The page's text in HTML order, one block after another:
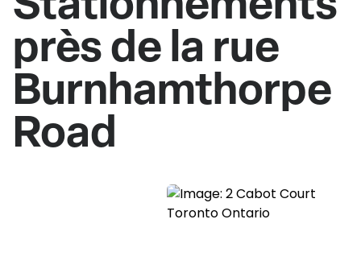
près de la rue
Burnhamthorpe
Road